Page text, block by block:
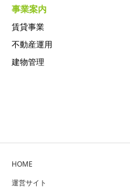
事業案内
賃貸事業
不動産運用
建物管理
HOME
運営サイト